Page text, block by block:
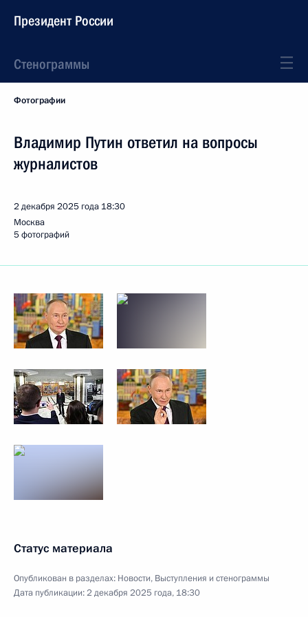
Президент России
Стенограммы
Фотографии
Владимир Путин ответил на вопросы
журналистов
2 декабря 2025 года 18:30
Москва
5 фотографий
Статус материала
Опубликован в разделах: Новости, Выступления и стенограммы
Дата публикации:2 декабря 2025 года, 18:30